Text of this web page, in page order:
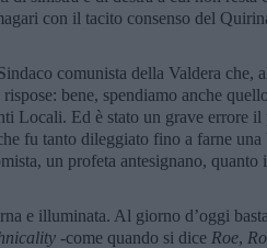
con il tacito consenso del
comunista della Valdera che,
bene, spendiamo anche
Locali. Ed è stato un grave errore
fu tanto dileggiato fino a farne una
un profeta antesignano, quanto
e illuminata. Al giorno d’oggi
-come quando si dice Roe,